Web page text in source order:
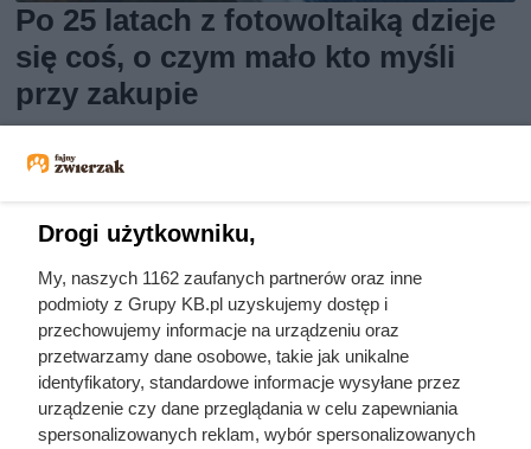
Po 25 latach z fotowoltaiką dzieje
się coś, o czym mało kto myśli
przy zakupie
Drogi użytkowniku,
My, naszych 1162 zaufanych partnerów oraz inne
podmioty z Grupy KB.pl uzyskujemy dostęp i
przechowujemy informacje na urządzeniu oraz
przetwarzamy dane osobowe, takie jak unikalne
identyfikatory, standardowe informacje wysyłane przez
urządzenie czy dane przeglądania w celu zapewniania
spersonalizowanych reklam, wybór spersonalizowanych